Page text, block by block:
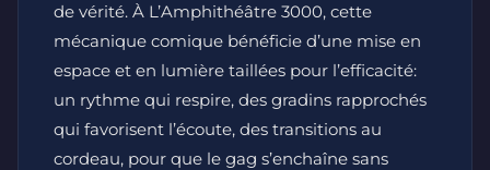
de vérité. À L’Amphithéâtre 3000, cette
mécanique comique bénéficie d’une mise en
espace et en lumière taillées pour l’efficacité:
un rythme qui respire, des gradins rapprochés
qui favorisent l’écoute, des transitions au
cordeau, pour que le gag s’enchaîne sans